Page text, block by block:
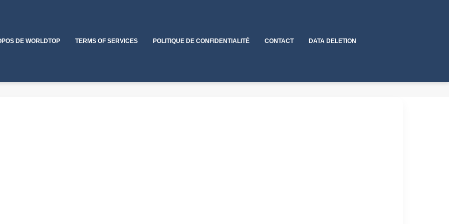
DE WORLDTOP TERMS OF SERVICES POLITIQUE DE CONFIDENTIALITÉ CONTACT DATA DELETION